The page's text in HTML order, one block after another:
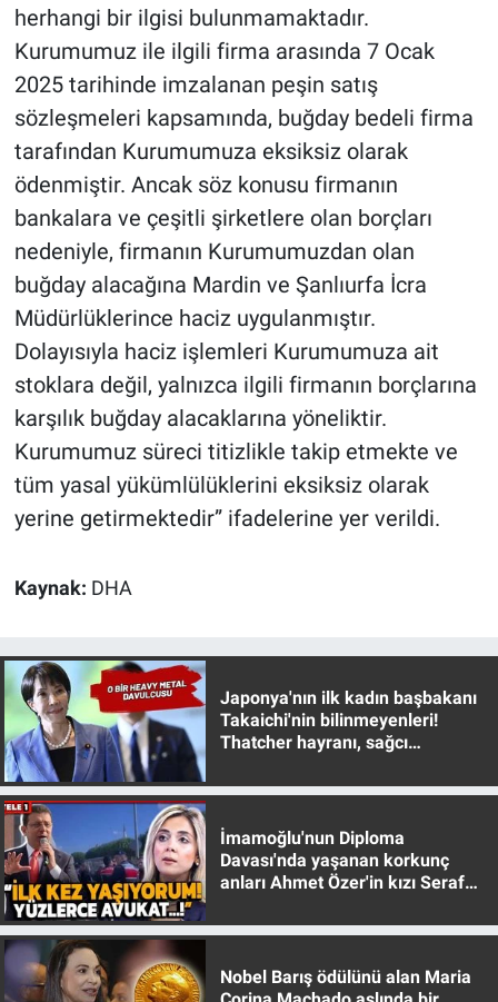
herhangi bir ilgisi bulunmamaktadır.
Kurumumuz ile ilgili firma arasında 7 Ocak
2025 tarihinde imzalanan peşin satış
sözleşmeleri kapsamında, buğday bedeli firma
tarafından Kurumumuza eksiksiz olarak
ödenmiştir. Ancak söz konusu firmanın
bankalara ve çeşitli şirketlere olan borçları
nedeniyle, firmanın Kurumumuzdan olan
buğday alacağına Mardin ve Şanlıurfa İcra
Müdürlüklerince haciz uygulanmıştır.
Dolayısıyla haciz işlemleri Kurumumuza ait
stoklara değil, yalnızca ilgili firmanın borçlarına
karşılık buğday alacaklarına yöneliktir.
Kurumumuz süreci titizlikle takip etmekte ve
tüm yasal yükümlülüklerini eksiksiz olarak
yerine getirmektedir” ifadelerine yer verildi.
Kaynak: DHA
Japonya'nın ilk kadın başbakanı
Takaichi'nin bilinmeyenleri!
Thatcher hayranı, sağcı
İmamoğlu'nun Diploma
Davası'nda yaşanan korkunç
anları Ahmet Özer'in kızı Seraf
Nobel Barış ödülünü alan Maria
Nedir
Popüler
Programlar
Sağlık
Spor
Teknoloji
Türkiye'nin Geleceği
Türkiye'nin Gündemi
Yerel Gündem
Yerel Yaşam
Canlı Yayın